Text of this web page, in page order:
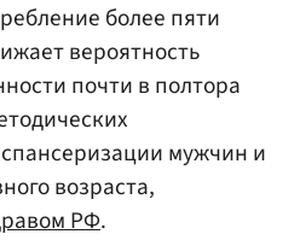
более пяти
вероятность
почти в полтора
мужчин и
возраста,
РФ.